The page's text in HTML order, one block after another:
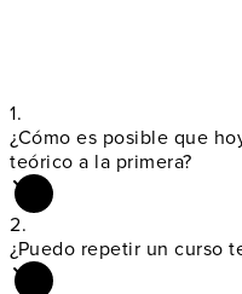
1.
¿Cómo es posible que
teórico a la primera?
2.
¿Puedo repetir un curso